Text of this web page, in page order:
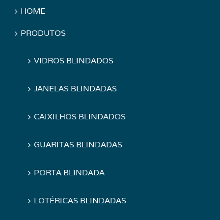
HOME
PRODUTOS
VIDROS BLINDADOS
JANELAS BLINDADAS
CAIXILHOS BLINDADOS
GUARITAS BLINDADAS
PORTA BLINDADA
LOTÉRICAS BLINDADAS